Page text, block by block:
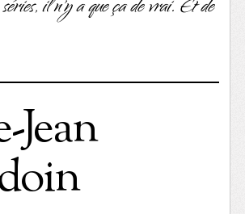
il n'y a que ça de vrai. Et de
Jean